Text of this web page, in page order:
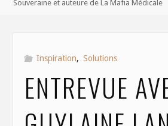
Souveraine et auteure de La Mafia Médicale
Inspiration, Solutions
ENTREVUE